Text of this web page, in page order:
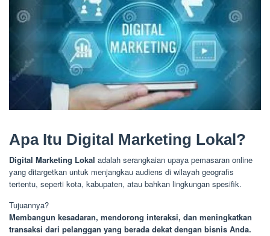
Apa Itu Digital Marketing Lokal?
Digital Marketing Lokal adalah serangkaian upaya pemasaran online
yang ditargetkan untuk menjangkau audiens di wilayah geografis
tertentu, seperti kota, kabupaten, atau bahkan lingkungan spesifik.
Tujuannya?
Membangun kesadaran, mendorong interaksi, dan meningkatkan
transaksi dari pelanggan yang berada dekat dengan bisnis Anda.